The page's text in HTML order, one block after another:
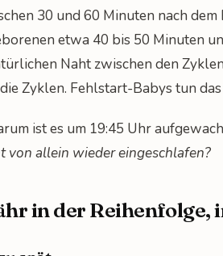
30 und 60 Minuten nach
etwa 40 bis 50 Minuten
Naht zwischen den
Zyklen. Fehlstart-Babys tun
ist es um 19:45 Uhr
von allein wieder eingeschlafen?
in der